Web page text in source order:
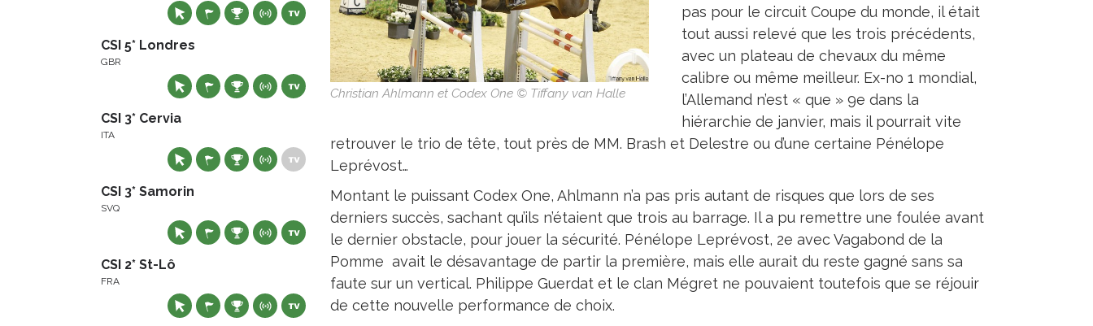
Christian Ahlmann et Codex One © Tiffany van Halle
pas pour le circuit Coupe du monde, il était
tout aussi relevé que les trois précédents,
avec un plateau de chevaux du même
calibre ou même meilleur. Ex-no 1 mondial,
l’Allemand n’est « que » 9e dans la
hiérarchie de janvier, mais il pourrait vite
retrouver le trio de tête, tout près de MM. Brash et Delestre ou d’une certaine Pénélope
Leprévost…
Montant le puissant Codex One, Ahlmann n’a pas pris autant de risques que lors de ses
derniers succès, sachant qu’ils n’étaient que trois au barrage. Il a pu remettre une foulée avant
le dernier obstacle, pour jouer la sécurité. Pénélope Leprévost, 2e avec Vagabond de la
Pomme avait le désavantage de partir la première, mais elle aurait du reste gagné sans sa
faute sur un vertical. Philippe Guerdat et le clan Mégret ne pouvaient toutefois que se réjouir
de cette nouvelle performance de choix.
CSI 5* Londres
GBR
CSI 3* Cervia
ITA
CSI 3* Samorin
SVQ
CSI 2* St-Lô
FRA